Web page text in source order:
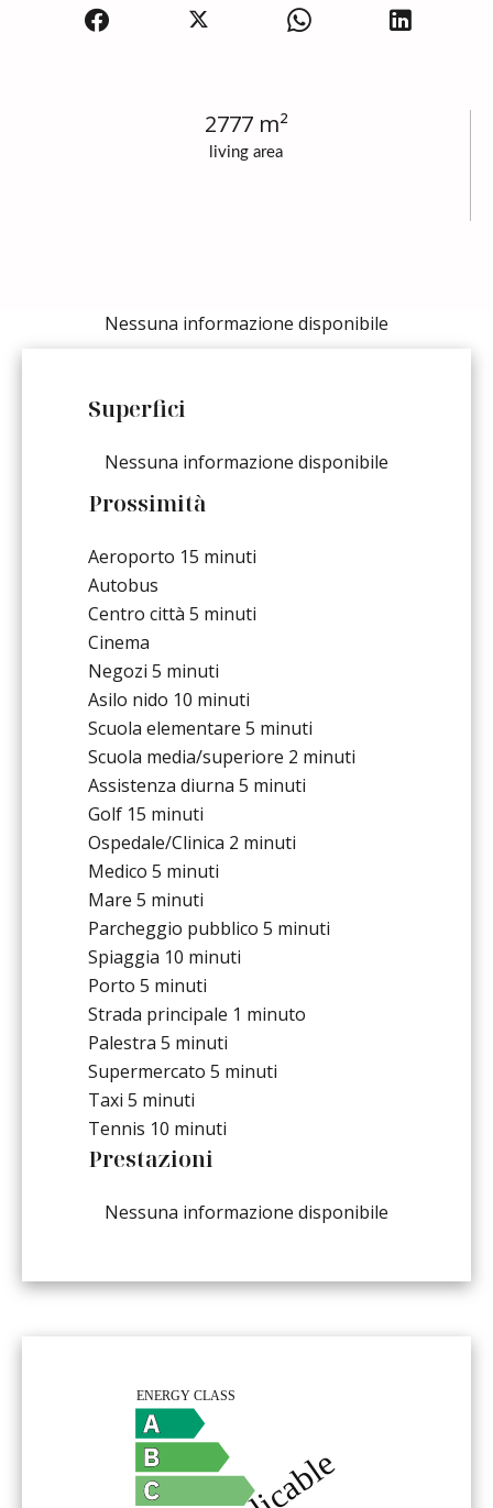
living area
2777 m²
Nessuna informazione disponibile
Superfici
Nessuna informazione disponibile
Prossimità
Aeroporto 15 minuti
Autobus
Centro città 5 minuti
Cinema
Negozi 5 minuti
Asilo nido 10 minuti
Scuola elementare 5 minuti
Scuola media/superiore 2 minuti
Assistenza diurna 5 minuti
Golf 15 minuti
Ospedale/Clinica 2 minuti
Medico 5 minuti
Mare 5 minuti
Parcheggio pubblico 5 minuti
Spiaggia 10 minuti
Porto 5 minuti
Strada principale 1 minuto
Palestra 5 minuti
Supermercato 5 minuti
Taxi 5 minuti
Tennis 10 minuti
Prestazioni
Nessuna informazione disponibile